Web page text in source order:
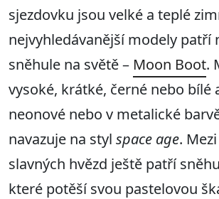
sjezdovku jsou velké a teplé
nejvyhledávanější modely patří
sněhule na světě – Moon Boot.
vysoké, krátké, černé nebo bílé
neonové nebo v metalické
navazuje na styl space age.
slavných hvězd ještě patří
které potěší svou pastelovou